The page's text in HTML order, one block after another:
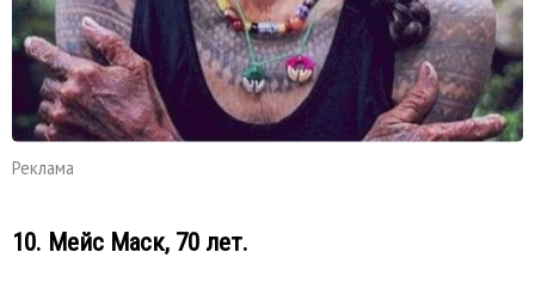
Реклама
10. Мейс Маск, 70 лет.